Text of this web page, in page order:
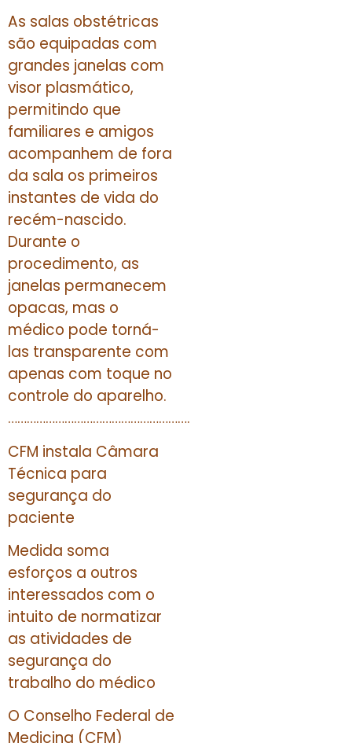
As salas obstétricas
são equipadas com
grandes janelas com
visor plasmático,
permitindo que
familiares e amigos
acompanhem de fora
da sala os primeiros
instantes de vida do
recém-nascido.
Durante o
procedimento, as
janelas permanecem
opacas, mas o
médico pode torná-
las transparente com
apenas com toque no
controle do aparelho.
………………………………………………….
CFM instala Câmara
Técnica para
segurança do
paciente
Medida soma
esforços a outros
interessados com o
intuito de normatizar
as atividades de
segurança do
trabalho do médico
O Conselho Federal de
Medicina (CFM)